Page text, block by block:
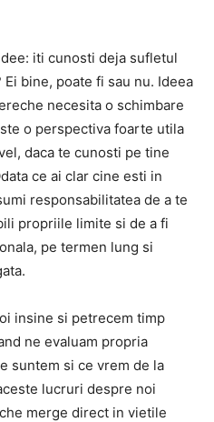
iti cunosti deja sufletul
bine, poate fi sau nu. Ideea
necesita o schimbare
o perspectiva foarte utila
daca te cunosti pe tine
ce ai clar cine esti in
responsabilitatea de a te
propriile limite si de a fi
pe termen lung si
insine si petrecem timp
ne evaluam propria
suntem si ce vrem de la
lucruri despre noi
merge direct in vietile